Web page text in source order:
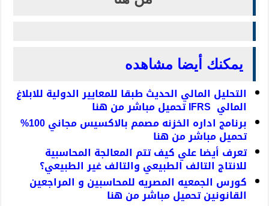
يمكنك أيضا مشاهده
التحليل المالي الحديث طبقا للمعايير الدولية للابلاغ
المالي IFRS تحميل مباشر من هنا
برنامج اداره الخزنه مصمم بالاكسيس مجاني 100%
تحميل مباشر من هنا
تعرف أيضا علي كيف تتم المعالجة المحاسبية
للانتاج التالف الطبيعي والتالف غير الطبيعي؟
كورس الجمعيه المصريه للمحاسبين و المراجعين
القانونين تحميل مباشر من هنا